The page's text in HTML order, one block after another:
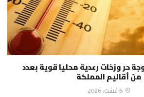
حر وزخات رعدية محليا قوية بعدد
من أقاليم المملكة
6 غشت، 2026